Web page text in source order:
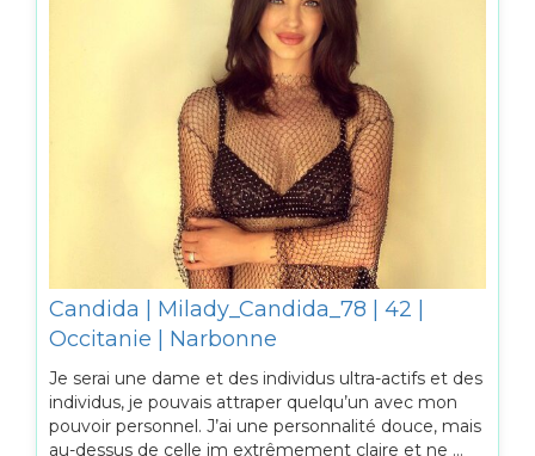
Candida | Milady_Candida_78 | 42 |
Occitanie | Narbonne
Je serai une dame et des individus ultra-actifs et des
individus, je pouvais attraper quelqu’un avec mon
pouvoir personnel. J’ai une personnalité douce, mais
au-dessus de celle im extrêmement claire et ne ...